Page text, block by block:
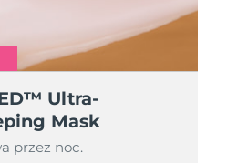
Ultra-
Mask
przez noc.